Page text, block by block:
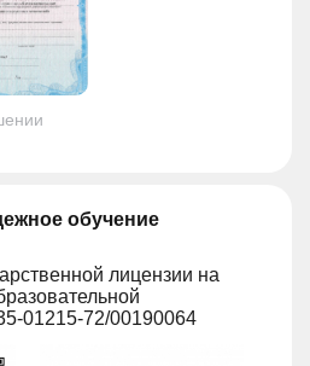
обучение
лицензии на
01215-72/00190064